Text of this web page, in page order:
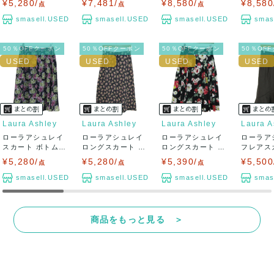
¥5,280/ 点
smasell.USED
¥7,481/ 点
smasell.USED
¥8,580/ 点
smasell.USED
50％OFFクーポン
Laura Ashley
ローラアシュレイ
スカート ボトムス
¥5,280/ 点
smasell.USED
50％OFFクーポン
Laura Ashley
ローラアシュレイ
ロングスカート ボ
¥5,280/ 点
smasell.USED
50％OFFクーポン
Laura Ashley
ローラアシュレイ
ロングスカート ボ
¥5,390/ 点
smasell.USED
50％OFF
Laura
ローラア
フレアス
商品をもっと見る ＞